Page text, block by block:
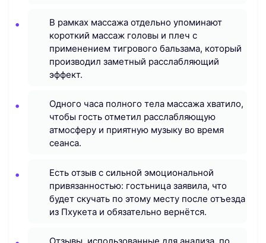
В рамках массажа отдельно упоминают
короткий массаж головы и плеч с
применением тигрового бальзама, который
производил заметный расслабляющий
эффект.
Одного часа полного тела массажа хватило,
чтобы гость отметил расслабляющую
атмосферу и приятную музыку во время
сеанса.
Есть отзыв с сильной эмоциональной
привязанностью: гостьница заявила, что
будет скучать по этому месту после отъезда
из Пхукета и обязательно вернётся.